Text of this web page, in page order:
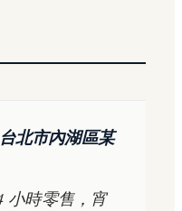
北市內湖區某
小時零售，宵